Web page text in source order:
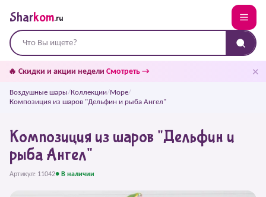
Sharkom.ru
🔥 Скидки и акции недели Смотреть → ✕
Воздушные шары/Коллекции/Море/
Композиция из шаров "Дельфин и рыба Ангел"
Композиция из шаров "Дельфин и
рыба Ангел"
Артикул: 11042● В наличии